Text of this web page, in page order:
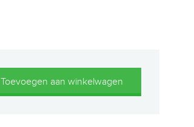
Toevoegen aan winkelwagen